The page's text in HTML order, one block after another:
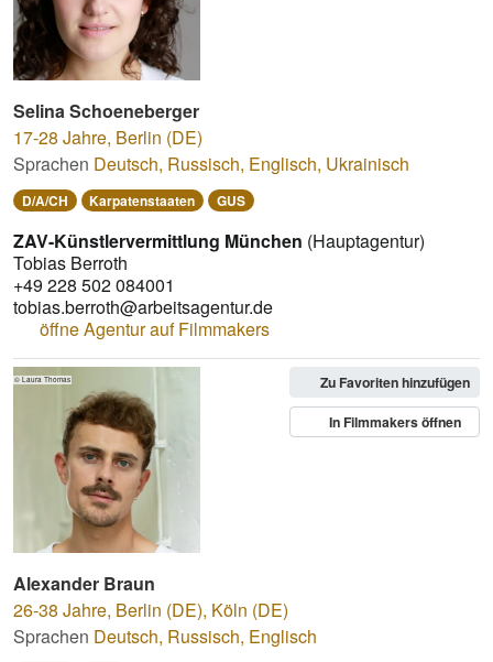
17-28 Jahre, Berlin (DE)
Sprachen Deutsch, Russisch, Englisch, Ukrainisch
D/A/CH Karpatenstaaten GUS
Selina Schoeneberger
ZAV-Künstlervermittlung München (Hauptagentur)
Tobias Berroth
+49 228 502 084001
tobias.berroth@arbeitsagentur.de
öffne Agentur auf Filmmakers
Zu Favoriten hinzufügen
In Filmmakers öffnen
© Laura Thomas
26-38 Jahre, Berlin (DE), Köln (DE)
Sprachen Deutsch, Russisch, Englisch
Alexander Braun